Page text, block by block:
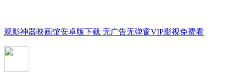
观影神器映画馆安卓版下载 无广告无弹窗VIP影视免费看